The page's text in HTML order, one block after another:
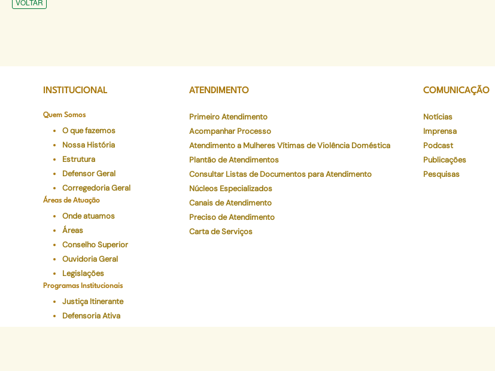
INSTITUCIONAL
Quem Somos
O que fazemos
Nossa História
Estrutura
Defensor Geral
Corregedoria Geral
Áreas de Atuação
Onde atuamos
Áreas
Conselho Superior
Ouvidoria Geral
Legislações
Programas Institucionais
Justiça Itinerante
Defensoria Ativa
ATENDIMENTO
Primeiro Atendimento
Acompanhar Processo
Atendimento a Mulheres Vítimas de Violência Doméstica
Plantão de Atendimentos
Consultar Listas de Documentos para Atendimento
Núcleos Especializados
Canais de Atendimento
Preciso de Atendimento
Carta de Serviços
COMUNICAÇÃO
Notícias
Imprensa
Podcast
Publicações
Pesquisas